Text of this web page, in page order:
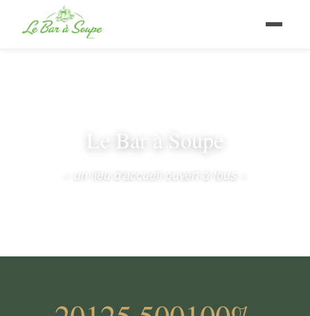
Le Bar à Soupe
– un lieu d'accueil ouvert à tous –